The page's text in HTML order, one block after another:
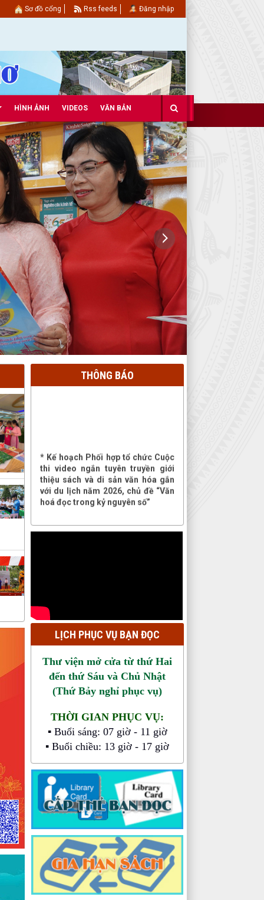
HÌNH ẢNH VIDEOS VĂN BẢN
Sơ đồ cổng Rss feeds Đăng nhập
THÔNG BÁO
thiệu sách và di sản văn hóa gắn
với du lịch năm 2026, chủ đề “Văn
hoá đọc trong kỷ nguyên số”
* Kế hoạch phối hợp tổ chức Cuộc
thi Đại sứ Văn hóa đọc năm 2026
* Thông báo Lịch tiếp công dân
LỊCH PHỤC VỤ BẠN ĐỌC
Thư viện mở cửa từ thứ Hai
đến thứ Sáu và Chủ Nhật
(Thứ Bảy nghỉ phục vụ)
THỜI GIAN PHỤC VỤ:
▪ Buổi sáng: 07 giờ - 11 giờ
▪ Buổi chiều: 13 giờ - 17 giờ